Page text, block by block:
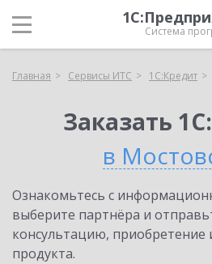
Система
Главная Сервисы ИТС 1С:Кредит
Заказать
в
Ознакомьтесь с
выберите партнёра и
консультацию, приобретение
продукта.